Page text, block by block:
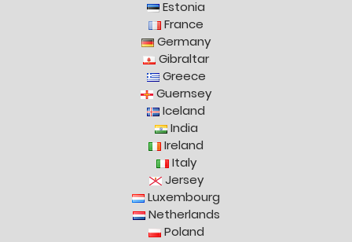
Estonia
France
Germany
Gibraltar
Greece
Guernsey
Iceland
India
Ireland
Italy
Jersey
Luxembourg
Netherlands
Poland